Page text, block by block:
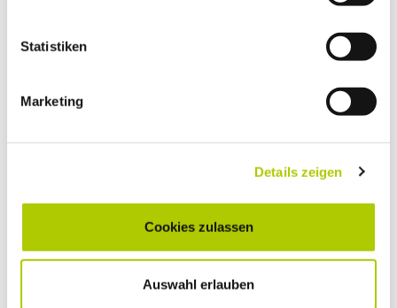
Statistiken
Marketing
Details zeigen
Cookies zulassen
Auswahl erlauben
05361 204-1730
Disposition